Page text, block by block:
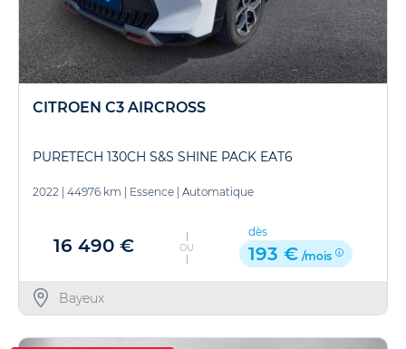
CITROEN C3 AIRCROSS
PURETECH 130CH S&S SHINE PACK EAT6
2022 | 44976 km | Essence | Automatique
16 490 € OU
dès
193 € /mois
Bayeux